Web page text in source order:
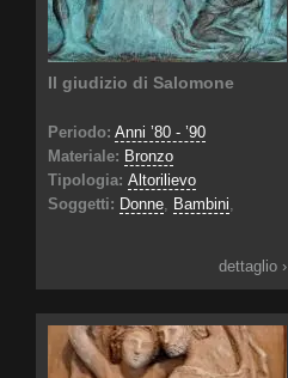
Il giudizio di Salomone
Periodo: Anni ’80 - ’90
Materiale: Bronzo
Tipologia: Altorilievo
Soggetti: Donne, Bambini
dettaglio ›